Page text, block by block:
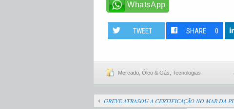
WhatsApp
TWEET SHARE 0
Mercado Óleo & Gás Tecnologias
GREVE ATRASOU A CERTIFICAÇÃO NO MAR DA